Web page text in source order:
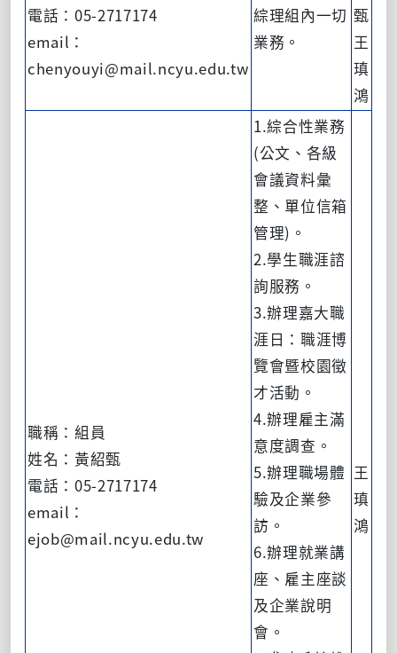
電話：05-2717174
email：
chenyouyi@mail.ncyu.edu.tw
綜理組內一切
業務。
甄
王
瑱
鴻
職稱：組員
姓名：黃紹甄
電話：05-2717174
email：
ejob@mail.ncyu.edu.tw
1.綜合性業務
(公文、各級
會議資料彙
整、單位信箱
管理)。
2.學生職涯諮
詢服務。
3.辦理嘉大職
涯日：職涯博
覽會暨校園徵
才活動。
4.辦理雇主滿
意度調查。
5.辦理職場體
驗及企業參
訪。
6.辦理就業講
座、雇主座談
及企業說明
會。
王
瑱
鴻